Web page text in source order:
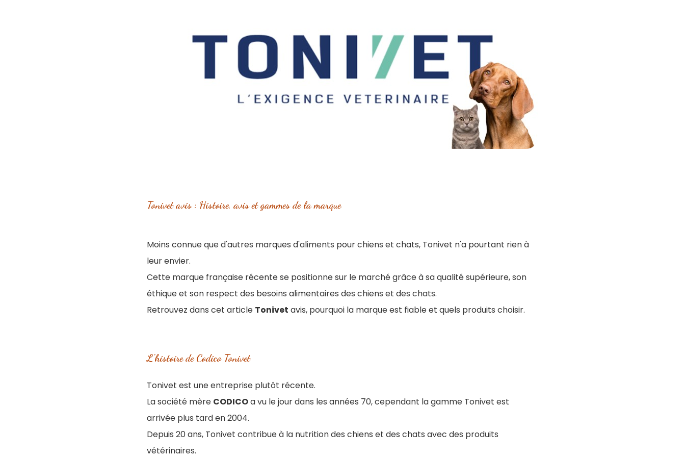
Tonivet avis : Histoire, avis et gammes de la marque
Moins connue que d'autres marques d'aliments pour chiens et chats, Tonivet n'a pourtant rien à
leur envier.
Cette marque française récente se positionne sur le marché grâce à sa qualité supérieure, son
éthique et son respect des besoins alimentaires des chiens et des chats.
Retrouvez dans cet article Tonivet avis, pourquoi la marque est fiable et quels produits choisir.
L'histoire de Codico Tonivet
Tonivet est une entreprise plutôt récente.
La société mère CODICOa vu le jour dans les années 70, cependant la gamme Tonivet est
arrivée plus tard en 2004.
Depuis 20 ans, Tonivet contribue à la nutrition des chiens et des chats avec des produits
vétérinaires.